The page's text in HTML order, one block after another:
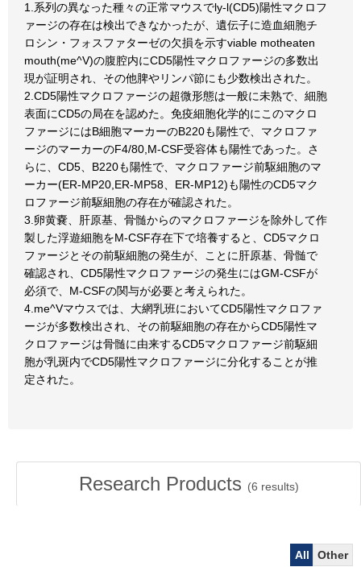
1.系列の異なった種々の正常マウスでly-l(CD5)陽性マクロフ
ァージの存在は検出できなかったが、遺伝子に造血細胞チ
ロシン・フォスファターゼの欠損を示すviable motheaten
mouth(me^V)の腹腔内にCD5陽性マクロファージの多数出
現が証明され、その他脾やリンパ節にも少数検出された。
2.CD5陽性マクロファージの超微形態は一般に未熟で、細胞
表面にCD5の局在を認めた。免疫細胞化学的にこのマクロ
ファージにはB細胞マーカーのB220も陽性で、マクロファ
ージのマーカーのF4/80,M-CSF受容体も陽性であった。さ
らに、CD5、B220も陽性で、マクロファージ前駆細胞のマ
ーカー(ER-MP20,ER-MP58、ER-MP12)も陽性のCD5マク
ロファージ前駆細胞の存在が確認された。
3.卵黄嚢、肝原基、骨髄からのマクロファージを除外して作
製した浮遊細胞をM-CSF存在下で培養すると、CD5マクロ
ファージとその前駆細胞の発生が、ことに肝原基、骨髄で
確認され、CD5陽性マクロファージの発生にはGM-CSFが
必須で、M-CSFの関与が必要と考えられた。
4.me^Vマウスでは、大網乳班においてCD5陽性マクロファ
ージが多数検出され、その前駆細胞の存在からCD5陽性マ
クロファージは骨髄に由来するCD5マクロファージ前駆細
胞が乳斑内でCD5陽性マクロファージに分化することが推
定された。
Research Products (6 results)
All
Other